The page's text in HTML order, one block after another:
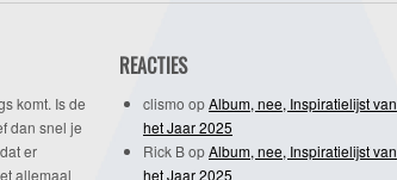
komt. Is de
dan snel je
er
allemaal
REACTIES
clismo opAlbum, nee, Inspiratielijst van
het Jaar 2025
Rick BopAlbum, nee, Inspiratielijst van
het Jaar 2025